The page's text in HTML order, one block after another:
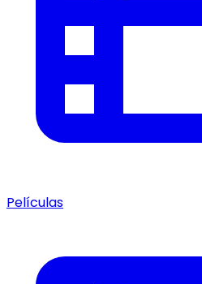
Películas